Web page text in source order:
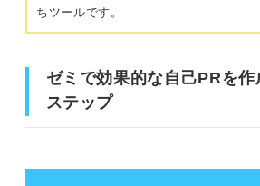
ちツールです。
ゼミで効果的な自己PRを
ステップ